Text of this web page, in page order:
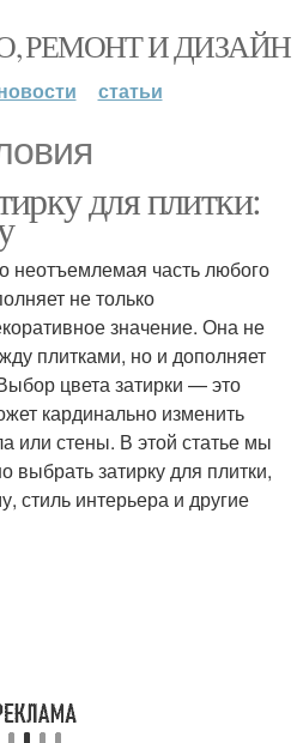
РЕМОНТ И ДИЗАЙН
статьи
для плитки:
неотъемлемая часть любого
не только
значение. Она не
плитками, но и дополняет
цвета затирки — это
кардинально изменить
или стены. В этой статье мы
выбрать затирку для плитки,
стиль интерьера и другие